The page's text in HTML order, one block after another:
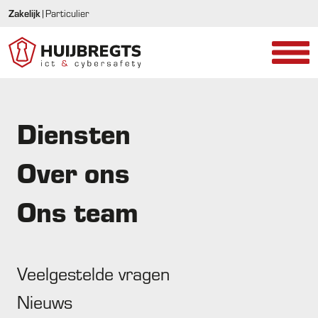
Zakelijk|Particulier
Diensten
Over ons
Ons team
Veelgestelde vragen
Nieuws
Einde Windows 10
Microsoft stopt per oktober 2025 met de ondersteuning.
Op 14 oktober 2025 stopt de ondersteuning voor Windows 10.